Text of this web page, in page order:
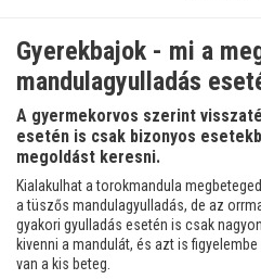
Gyerekbajok - mi a
mandulagyulladás
A gyermekorvos szerint
esetén is csak bizonyos
megoldást keresni.
Kialakulhat a torokmandula
a tüszős mandulagyulladás, de az
gyakori gyulladás esetén is csak
kivenni a mandulát, és azt is
van a kis beteg.